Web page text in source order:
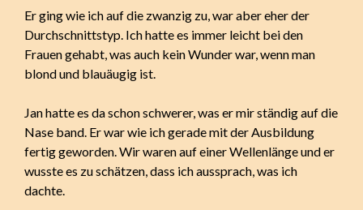
Er ging wie ich auf die zwanzig zu, war aber eher der
Durchschnittstyp. Ich hatte es immer leicht bei den
Frauen gehabt, was auch kein Wunder war, wenn man
blond und blauäugig ist.
Jan hatte es da schon schwerer, was er mir ständig auf die
Nase band. Er war wie ich gerade mit der Ausbildung
fertig geworden. Wir waren auf einer Wellenlänge und er
wusste es zu schätzen, dass ich aussprach, was ich
dachte.